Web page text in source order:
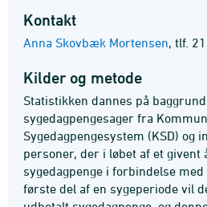
Kontakt
Anna Skovbæk Mortensen, tlf.
Kilder og metode
Statistikken dannes på
sygedagpengesager fra
Sygedagpengesystem (KSD) og
personer, der i løbet af et givent
sygedagpenge i forbindelse
første del af en sygeperiode vil